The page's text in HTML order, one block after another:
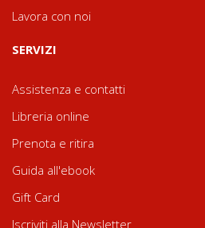
Lavora con noi
SERVIZI
Assistenza e contatti
Libreria online
Prenota e ritira
Guida all'ebook
Gift Card
Iscriviti alla Newsletter